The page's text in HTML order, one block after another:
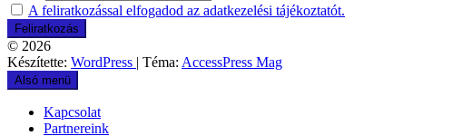
A feliratkozással elfogadod az adatkezelési tájékoztatót.
© 2026
Készítette: WordPress | Téma: AccessPress Mag
Alsó menü
Kapcsolat
Partnereink